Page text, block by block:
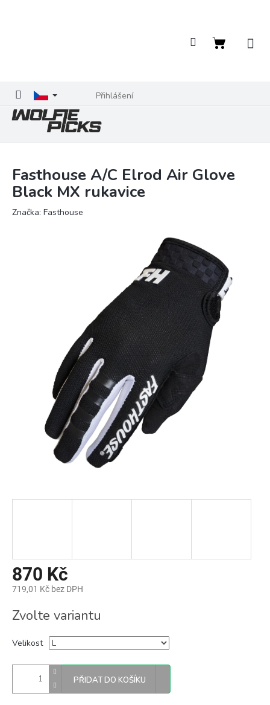
Přihlášení
Nákupní
Fasthouse A/C Elrod Air Glove
Black MX rukavice
Značka: Fasthouse
870 Kč
719,01 Kč bez DPH
cena:
Zvolte variantu
Velikost
PŘIDAT DO KOŠÍKU